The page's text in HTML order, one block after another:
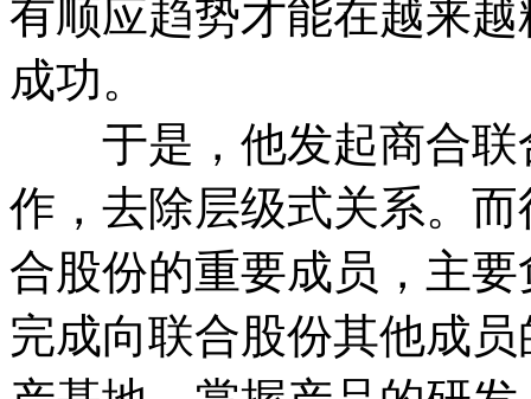
有顺应趋势才能在越来
成功。
于是，他发起商合联
作，去除层级式关系。
合股份的重要成员，主
完成向联合股份其他成